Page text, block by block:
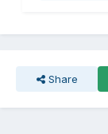
Share